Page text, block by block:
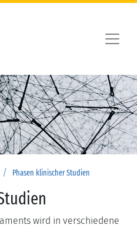
/ Phasen klinischer Studien
wird in verschiedene